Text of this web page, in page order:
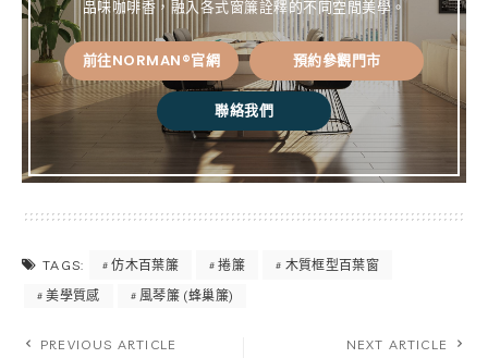
品味咖啡香，融入各式窗簾詮釋的不同空間美學。
前往NORMAN®官網 預約參觀門市
聯絡我們
TAGS: 仿木百葉簾 捲簾
木質框型百葉窗
美學質感
風琴簾 (蜂巢簾)
PREVIOUS ARTICLE NEXT ARTICLE